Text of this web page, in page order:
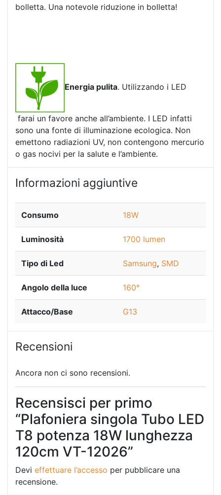
bolletta. Una notevole riduzione in bolletta!
Energia pulita. Utilizzando i LED
farai un favore anche all’ambiente. I LED infatti
sono una fonte di illuminazione ecologica. Non
emettono radiazioni UV, non contengono mercurio
o gas nocivi per la salute e l’ambiente.
Informazioni aggiuntive
Consumo 18W
Luminosità 1700 lumen
Tipo di Led Samsung, SMD
Angolo della luce 160°
Attacco/Base G13
Recensioni
Ancora non ci sono recensioni.
Recensisci per primo
“Plafoniera singola Tubo LED
T8 potenza 18W lunghezza
120cm VT-12026”
Devi effettuare l’accesso per pubblicare una
recensione.